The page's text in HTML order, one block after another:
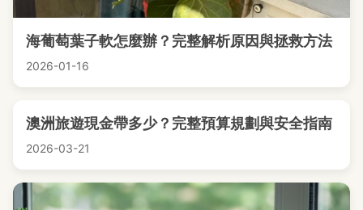
海葡萄葉子軟怎麼辦？完整解析原因與拯救方法
2026-01-16
澳洲旅遊現金帶多少？完整預算規劃與安全指南
2026-03-21